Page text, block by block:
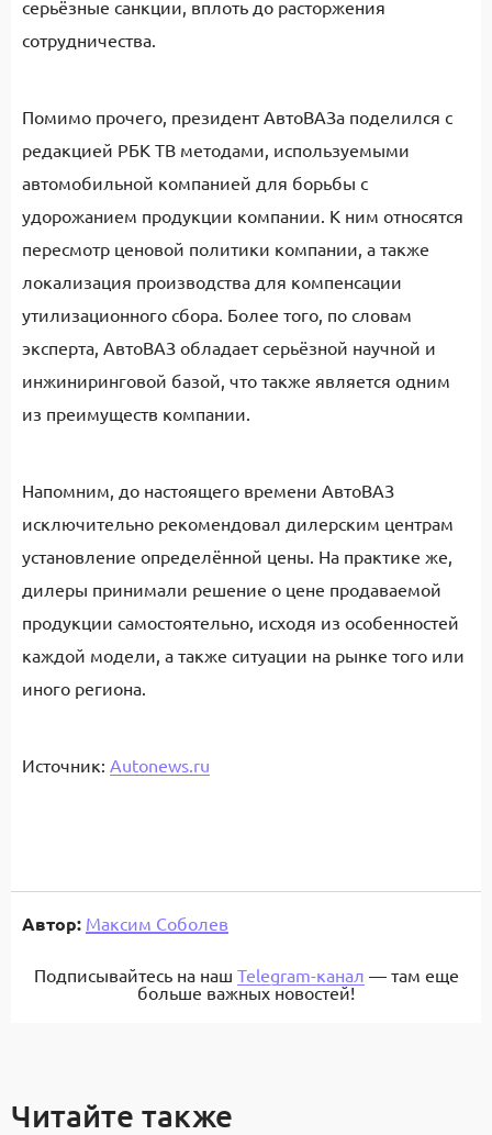
серьёзные санкции, вплоть до расторжения
сотрудничества.
Помимо прочего, президент АвтоВАЗа поделился с
редакцией РБК ТВ методами, используемыми
автомобильной компанией для борьбы с
удорожанием продукции компании. К ним относятся
пересмотр ценовой политики компании, а также
локализация производства для компенсации
утилизационного сбора. Более того, по словам
эксперта, АвтоВАЗ обладает серьёзной научной и
инжиниринговой базой, что также является одним
из преимуществ компании.
Напомним, до настоящего времени АвтоВАЗ
исключительно рекомендовал дилерским центрам
установление определённой цены. На практике же,
дилеры принимали решение о цене продаваемой
продукции самостоятельно, исходя из особенностей
каждой модели, а также ситуации на рынке того или
иного региона.
Источник: Autonews.ru
Автор: Максим Соболев
Подписывайтесь на наш Telegram-канал — там еще
больше важных новостей!
Читайте также